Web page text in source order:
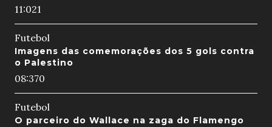
11:021
Futebol
Imagens das comemorações dos 5 gols contra
o Palestino
08:370
Futebol
O parceiro do Wallace na zaga do Flamengo